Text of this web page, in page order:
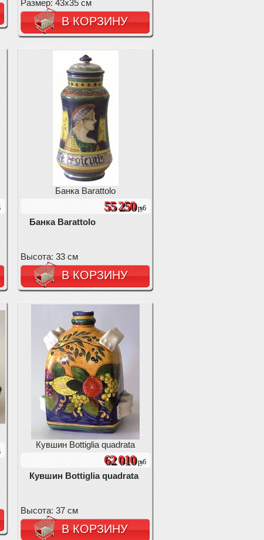
Размер: 43x35 см
В КОРЗИНУ
Банка Barattolo
55 250руб
Банка Barattolo
Высота: 33 см
В КОРЗИНУ
Кувшин Bottiglia quadrata
62 010руб
Кувшин Bottiglia quadrata
Высота: 37 см
В КОРЗИНУ